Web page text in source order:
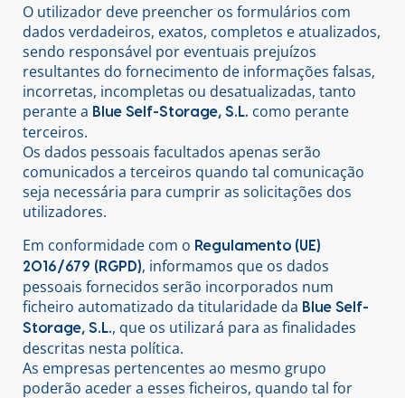
O utilizador deve preencher os formulários com
dados verdadeiros, exatos, completos e atualizados,
sendo responsável por eventuais prejuízos
resultantes do fornecimento de informações falsas,
incorretas, incompletas ou desatualizadas, tanto
perante a Blue Self-Storage, S.L. como perante
terceiros.
Os dados pessoais facultados apenas serão
comunicados a terceiros quando tal comunicação
seja necessária para cumprir as solicitações dos
utilizadores.
Em conformidade com o Regulamento (UE)
2016/679 (RGPD), informamos que os dados
pessoais fornecidos serão incorporados num
ficheiro automatizado da titularidade da Blue Self-
Storage, S.L., que os utilizará para as finalidades
descritas nesta política.
As empresas pertencentes ao mesmo grupo
poderão aceder a esses ficheiros, quando tal for